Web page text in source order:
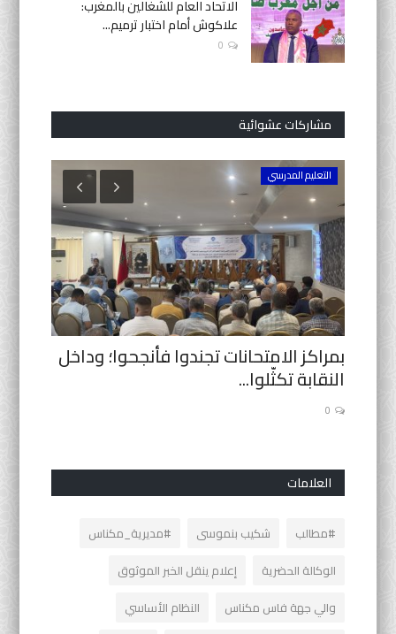
الاتحاد العام للشغالين بالمغرب:
علاكوش أمام اختبار ترميم...
0
مشاركات عشوائية
التعليم المدرسي
بمراكز الامتحانات تجندوا فأنجحوا؛ وداخل
النقابة تكثّلوا...
0
العلامات
#مطالب شكيب بنموسى
#مديرية_مكناس
الوكالة الحضرية
إعلام ينقل الخبر الموثوق
والي جهة فاس مكناس
النظام الأساسي